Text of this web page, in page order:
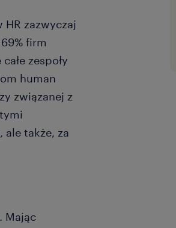
zazwyczaj
firm
zespoły
human
związanej z
także, za
Mając